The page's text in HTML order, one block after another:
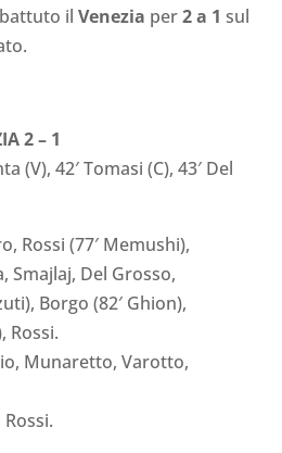
il Venezia per2 a 1 sul
2 – 1
(V), 42′ Tomasi (C), 43′ Del
Rossi (77′ Memushi),
Smajlaj, Del Grosso,
Borgo (82′ Ghion),
Rossi.
Munaretto, Varotto,